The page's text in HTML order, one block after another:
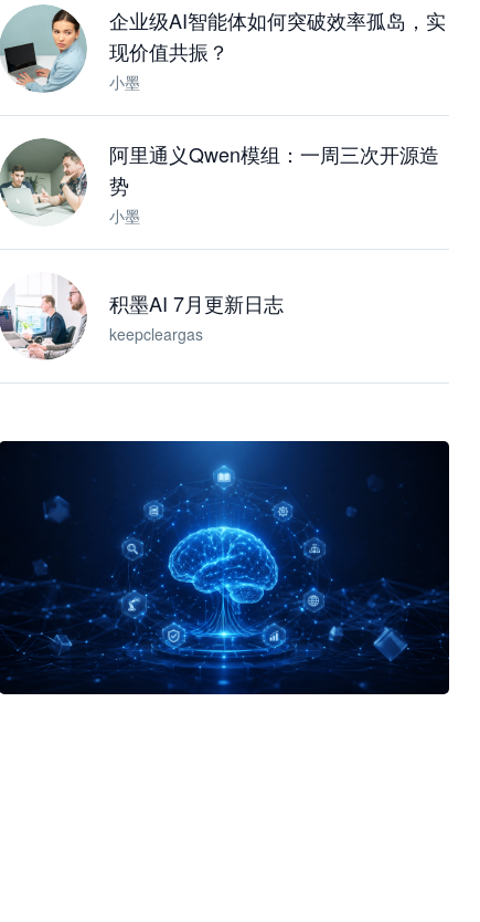
企业级AI智能体如何突破效率孤岛，实
现价值共振？
小墨
阿里通义Qwen模组：一周三次开源造
势
小墨
积墨AI 7月更新日志
keepcleargas